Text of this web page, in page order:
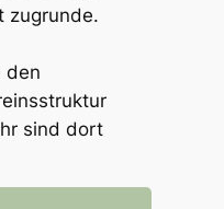
zugrunde.
den
sind dort